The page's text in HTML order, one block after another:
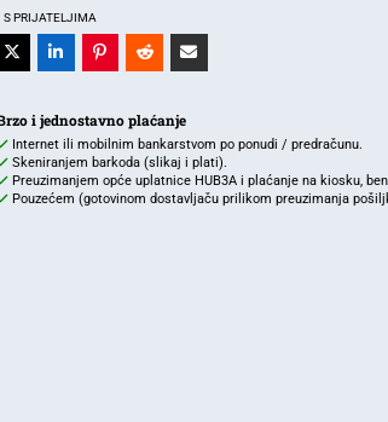
ZIDNA
I
STROPNA
količina
S PRIJATELJIMA
i jednostavno plaćanje
Internet ili mobilnim bankarstvom po ponudi / predračunu.
Skeniranjem barkoda (slikaj i plati).
Preuzimanjem opće uplatnice HUB3A i plaćanje na kiosku,
Pouzećem (gotovinom dostavljaču prilikom preuzimanja